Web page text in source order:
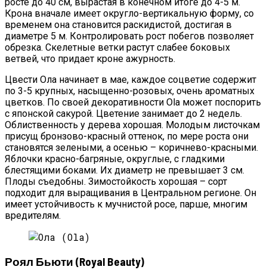
Крона вначале имеет округло-вертикальную форму, со
временем она становится раскидистой, достигая в
диаметре 5 м. Контролировать рост побегов позволяет
обрезка. Скелетные ветки растут слабее боковых
ветвей, что придает кроне ажурность.
Цвести Ола начинает в мае, каждое соцветие содержит
по 3-5 крупных, насыщенно-розовых, очень ароматных
цветков. По своей декоративности Ola может поспорить
с японской сакурой. Цветение занимает до 2 недель.
Облиственность у дерева хорошая. Молодым листочкам
присущ бронзово-красный оттенок, по мере роста они
становятся зелеными, а осенью – коричнево-красными.
Яблочки красно-багряные, округлые, с гладкими
блестящими боками. Их диаметр не превышает 3 см.
Плоды съедобны. Зимостойкость хорошая – сорт
подходит для выращивания в Центральном регионе. Он
имеет устойчивость к мучнистой росе, парше, многим
вредителям.
Роял Бьюти (Royal Beauty)